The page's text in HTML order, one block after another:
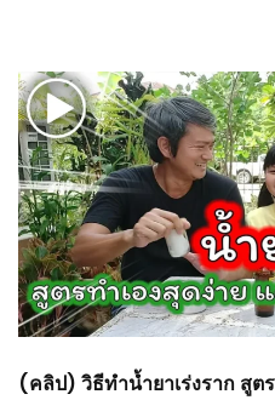
(คลิป) วิธีทำน้ำยาเร่งราก สูต